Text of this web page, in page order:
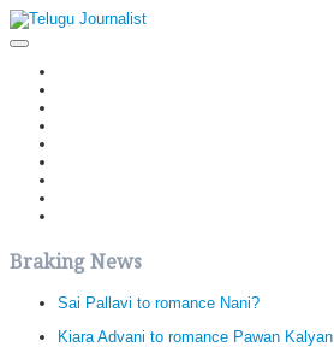
Braking News
Sai Pallavi to romance Nani?
Kiara Advani to romance Pawan Kalyan